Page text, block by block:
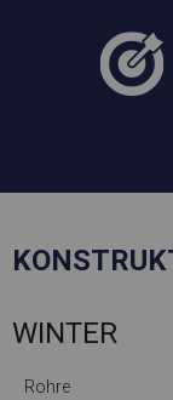
WINTER
Rohre